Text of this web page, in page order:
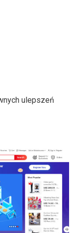
ulepszeń